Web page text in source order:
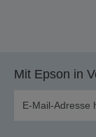
Mit Epson in